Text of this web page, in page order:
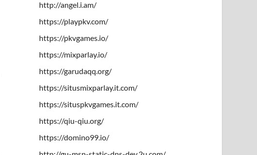
http://angel.i.am/
https://playpkv.com/
https://pkvgames.io/
https://mixparlay.io/
https://garudaqq.org/
https://situsmixparlay.it.com/
https://situspkvgames.it.com/
https://qiu-qiu.org/
https://domino99.io/